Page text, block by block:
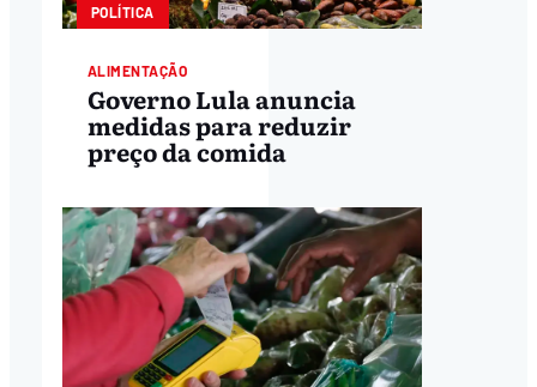
POLÍTICA
ALIMENTAÇÃO
Governo Lula anuncia
medidas para reduzir
preço da comida